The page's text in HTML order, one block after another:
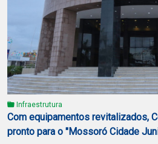
Infraestrutura
Com equipamentos revitalizados,
pronto para o "Mossoró Cidade